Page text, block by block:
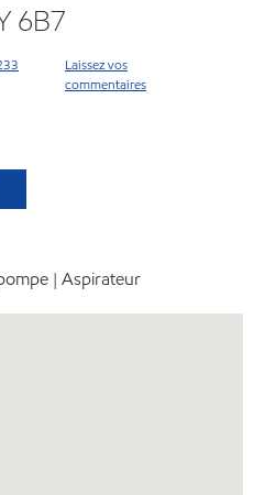
6B7
Laissez vos
commentaires
| Aspirateur